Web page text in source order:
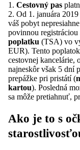
1. Cestovný pas
2. Od 1. januára
váš pobyt
povinnou registráciou
poplatku (TSA) vo
EUR). Tento
cestovnej kancelárie,
najneskôr však 5 dní
prepážke pri pristátí (
kartou). Posledná
sa môže pretiahnuť,
Ako je to s